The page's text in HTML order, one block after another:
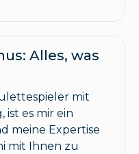
Alles, was
mit
ist es mir ein
meine Expertise
mit Ihnen zu